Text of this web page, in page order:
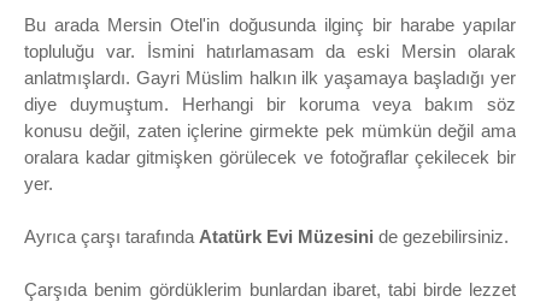
Bu arada Mersin Otel'in doğusunda ilginç bir harabe yapılar
topluluğu var. İsmini hatırlamasam da eski Mersin olarak
anlatmışlardı. Gayri Müslim halkın ilk yaşamaya başladığı yer
diye duymuştum. Herhangi bir koruma veya bakım söz
konusu değil, zaten içlerine girmekte pek mümkün değil ama
oralara kadar gitmişken görülecek ve fotoğraflar çekilecek bir
yer.
Ayrıca çarşı tarafında Atatürk Evi Müzesini de gezebilirsiniz.
Çarşıda benim gördüklerim bunlardan ibaret, tabi birde lezzet